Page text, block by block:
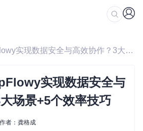
/ 如何通过AppFlowy实现数据安全与高效协作？3大场景+5个效率技巧
实现数据安全与
场景+5个效率技巧
作者：龚格成